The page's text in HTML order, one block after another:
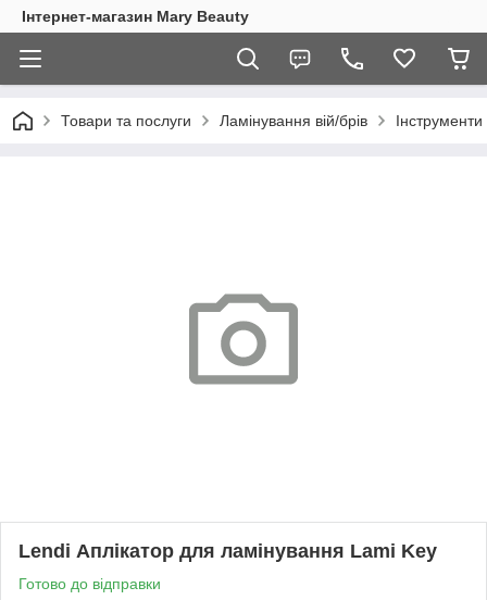
Інтернет-магазин Mary Beauty
Товари та послуги Ламінування вій/брів Інструменти
Lendi Аплікатор для ламінування Lami Key
Готово до відправки